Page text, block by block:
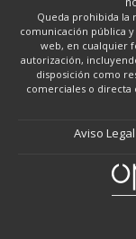
Queda prohibida la
comunicación pública
web, en cualquier
autorización,
disposición como
comerciales o directa
Aviso Legal